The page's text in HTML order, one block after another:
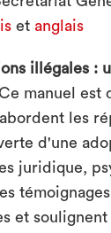
et anglais
illégales :
manuel est
les
d'une
juridique,
et soulignent